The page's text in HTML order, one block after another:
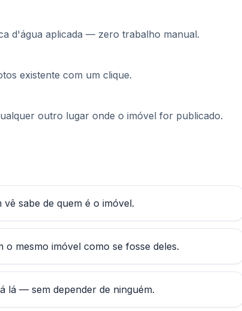
d'água aplicada — zero trabalho manual.
existente com um clique.
outro lugar onde o imóvel for publicado.
sabe de quem é o imóvel.
mesmo imóvel como se fosse deles.
lá — sem depender de ninguém.